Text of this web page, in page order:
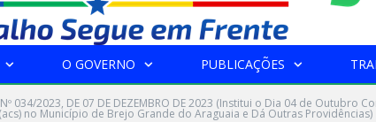
O GOVERNO PUBLICAÇÕES
Nº 034/2023, DE 07 DE DEZEMBRO DE 2023 (Institui o Dia 04 de Outubro
no Município de Brejo Grande do Araguaia e Dá Outras Providências)